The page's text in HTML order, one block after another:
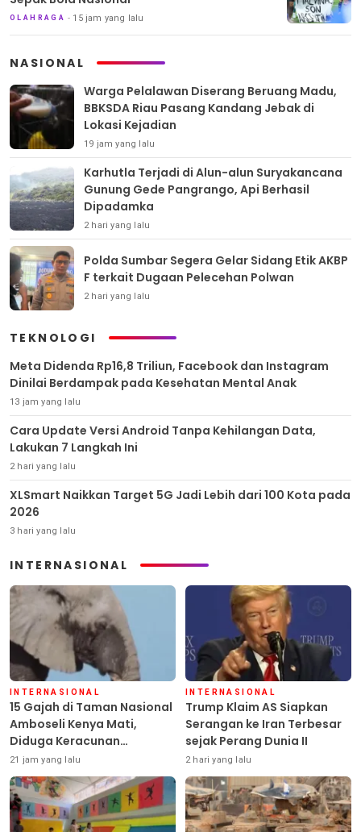
OLAHRAGA 15 jam yang lalu
NASIONAL
Warga Pelalawan Diserang Beruang Madu,
BBKSDA Riau Pasang Kandang Jebak di
Lokasi Kejadian
19 jam yang lalu
Karhutla Terjadi di Alun-alun Suryakancana
Gunung Gede Pangrango, Api Berhasil
Dipadamka
2 hari yang lalu
Polda Sumbar Segera Gelar Sidang Etik AKBP
F terkait Dugaan Pelecehan Polwan
2 hari yang lalu
TEKNOLOGI
Meta Didenda Rp16,8 Triliun, Facebook dan Instagram
Dinilai Berdampak pada Kesehatan Mental Anak
13 jam yang lalu
Cara Update Versi Android Tanpa Kehilangan Data,
Lakukan 7 Langkah Ini
2 hari yang lalu
XLSmart Naikkan Target 5G Jadi Lebih dari 100 Kota pada
2026
3 hari yang lalu
INTERNASIONAL
INTERNASIONAL
15 Gajah di Taman Nasional
Amboseli Kenya Mati,
Diduga Keracunan
Pestisida
21 jam yang lalu
INTERNASIONAL
Trump Klaim AS Siapkan
Serangan ke Iran Terbesar
sejak Perang Dunia II
2 hari yang lalu